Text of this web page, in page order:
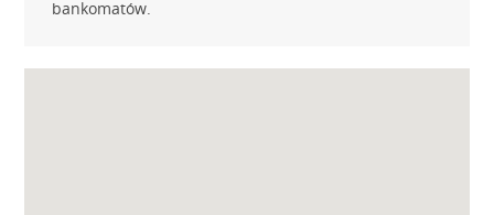
bankomatów.